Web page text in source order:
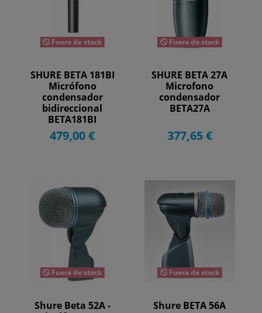
Fuera de stock
SHURE BETA 181BI
Micrófono
condensador
bidireccional
BETA181BI
479,00 €
Fuera de stock
SHURE BETA 27A
Microfono
condensador
BETA27A
377,65 €
Fuera de stock
Shure Beta 52A -
Fuera de stock
Shure BETA 56A